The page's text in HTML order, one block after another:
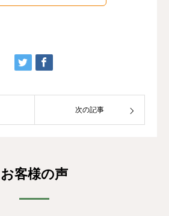
次の記事
お客様の声